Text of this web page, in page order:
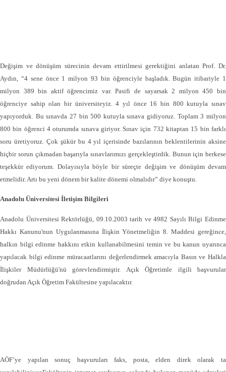
Değişim ve dönüşüm sürecinin devam ettirilmesi gerektiğini anlatan Prof. Dr.
Aydın, “4 sene önce 1 milyon 93 bin öğrenciyle başladık. Bugün itibariyle 1
milyon 389 bin aktif öğrencimiz var. Pasifi de sayarsak 2 milyon 450 bin
öğrenciye sahip olan bir üniversiteyiz. 4 yıl önce 16 bin 800 kutuyla sınav
yapıyorduk. Bu sınavda 27 bin 500 kutuyla sınava gidiyoruz. Toplam 3 milyon
800 bin öğrenci 4 oturumda sınava giriyor. Sınav için 732 kitaptan 15 bin farklı
soru üretiyoruz. Çok şükür bu 4 yıl içerisinde bazılarının beklentilerinin aksine
hiçbir sorun çıkmadan başarıyla sınavlarımızı gerçekleştirdik. Bunun için herkese
teşekkür ediyorum. Dolayısıyla böyle bir süreçte değişim ve dönüşüm devam
etmelidir. Artı bu yeni dönem bir kalite dönemi olmalıdır” diye konuştu.
Anadolu Üniversitesi İletişim Bilgileri
Anadolu Üniversitesi Rektörlüğü, 09.10.2003 tarih ve 4982 Sayılı Bilgi Edinme
Hakkı Kanunu'nun Uygulanmasına İlişkin Yönetmeliğin 8. Maddesi gereğince,
halkın bilgi edinme hakkını etkin kullanabilmesini temin ve bu kanun uyarınca
yapılacak bilgi edinme müracaatlarını değerlendirmek amacıyla Basın ve Halkla
İlişkiler Müdürlüğü'nü görevlendirmiştir. Açık Öğretimle ilgili başvurular
doğrudan Açık Öğretim Fakültesine yapılacaktır.
AÖF’ye yapılan sonuç başvuruları faks, posta, elden direk olarak ta